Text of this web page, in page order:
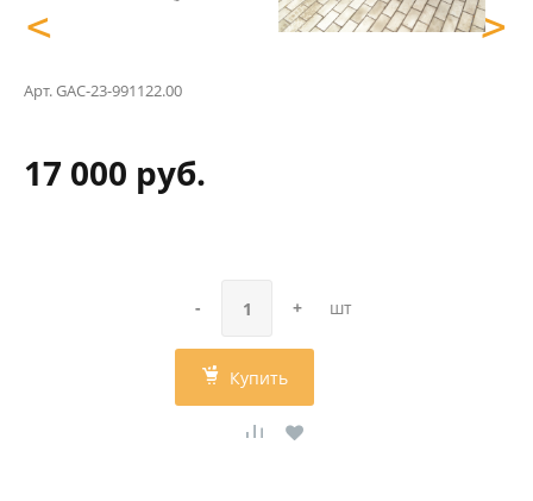
< >
Арт.GAC-23-991122.00
17 000 руб.
- + шт
Купить